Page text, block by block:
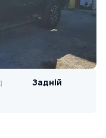
Задній